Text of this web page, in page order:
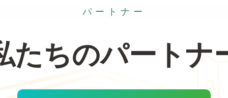
パートナー
たちのパートナ